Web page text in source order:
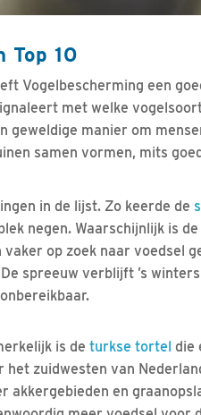
Top 10
Vogelbescherming een
met welke
geweldige manier om
samen vormen, mits
in de lijst. Zo keerde de
negen. Waarschijnlijk is
op zoek naar voedsel
spreeuw verblijft ’s
is de turkse tortel die
het zuidwesten van
akkergebieden en